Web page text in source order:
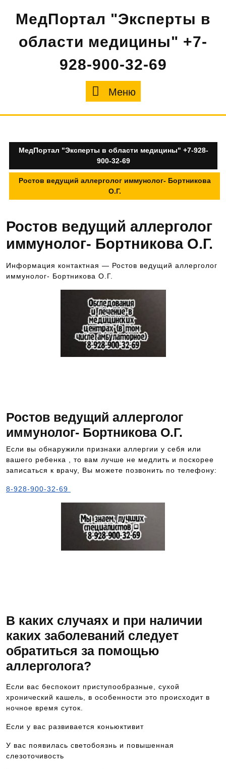
содержимому
МедПортал "Эксперты в
области медицины" +7-
928-900-32-69
Меню
МедПортал "Эксперты в области медицины" +7-928-
900-32-69
Ростов ведущий аллерголог иммунолог- Бортникова
О.Г.
Ростов ведущий аллерголог
иммунолог- Бортникова О.Г.
Информация контактная — Ростов ведущий аллерголог
иммунолог- Бортникова О.Г.
Ростов ведущий аллерголог
иммунолог- Бортникова О.Г.
Если вы обнаружили признаки аллергии у себя или
вашего ребенка , то вам лучше не медлить и поскорее
записаться к врачу, Вы можете позвонить по телефону:
8-928-900-32-69
В каких случаях и при наличии
каких заболеваний следует
обратиться за помощью
аллерголога?
Если вас беспокоит приступообразные, сухой
хронический кашель, в особенности это происходит в
ночное время суток.
Если у вас развивается коньюктивит
У вас появилась светобоязнь и повышенная
слезоточивость